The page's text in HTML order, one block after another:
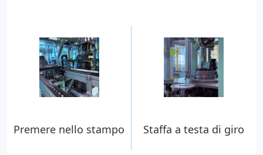
Premere nello stampo Staffa a testa di giro